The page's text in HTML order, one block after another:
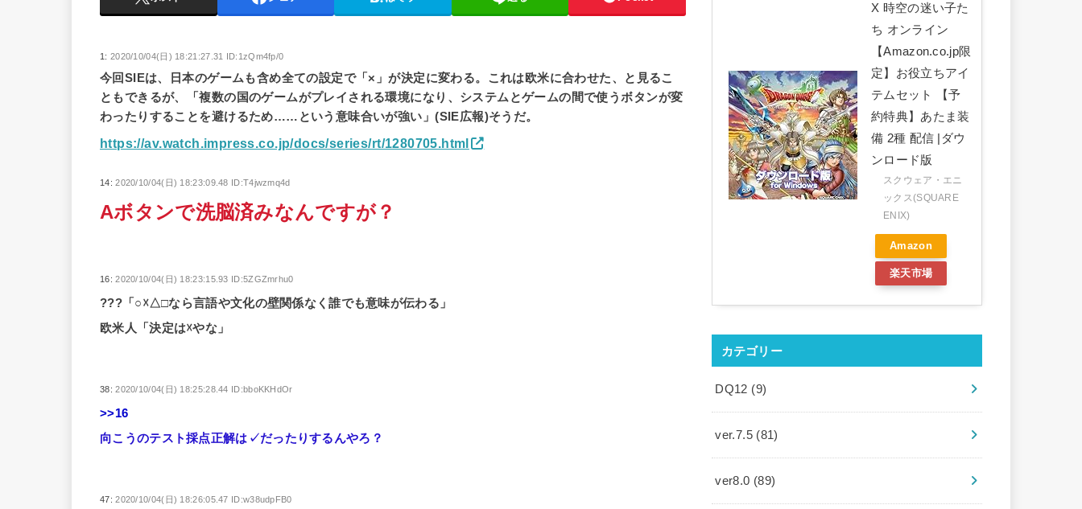
1: 2020/10/04(日) 18:21:27.31 ID:1zQm4fp/0
今回SIEは、日本のゲームも含め全ての設定で「×」が決定に変わる。これは欧米に合わせた、と見るこ
ともできるが、「複数の国のゲームがプレイされる環境になり、システムとゲームの間で使うボタンが変
わったりすることを避けるため……という意味合いが強い」(SIE広報)そうだ。
https://av.watch.impress.co.jp/docs/series/rt/1280705.html
14:2020/10/04(日) 18:23:09.48 ID:T4jwzmq4d
Aボタンで洗脳済みなんですが？
16:2020/10/04(日) 18:23:15.93 ID:5ZGZmrhu0
???「○☓△□なら言語や文化の壁関係なく誰でも意味が伝わる」
欧米人「決定は☓やな」
38:2020/10/04(日) 18:25:28.44 ID:bboKKHdOr
>>16
向こうのテスト採点正解は✓だったりするんやろ？
47:2020/10/04(日) 18:26:05.47 ID:w38udpFB0
X 時空の迷い子た
ち オンライン
【Amazon.co.jp限
定】お役立ちアイ
テムセット 【予
約特典】あたま装
備 2種 配信 |ダウ
ンロード版
スクウェア・エニ
ックス(SQUARE
ENIX)
Amazon
楽天市場
カテゴリー
DQ12 (9)
ver.7.5 (81)
ver8.0 (89)